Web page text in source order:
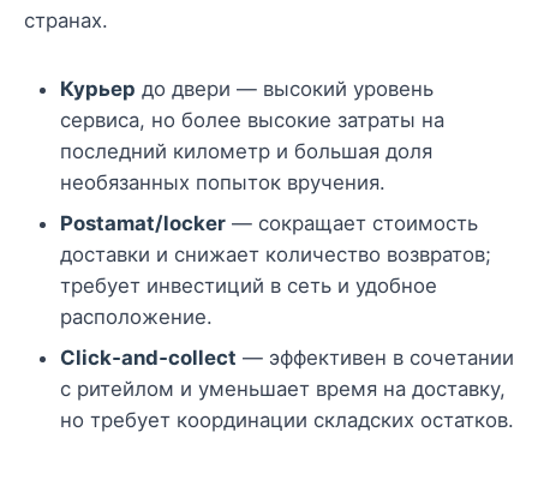
странах.
Курьер до двери — высокий уровень
сервиса, но более высокие затраты на
последний километр и большая доля
необязанных попыток вручения.
Postamat/locker — сокращает стоимость
доставки и снижает количество возвратов;
требует инвестиций в сеть и удобное
расположение.
Click‑and‑collect — эффективен в сочетании
с ритейлом и уменьшает время на доставку,
но требует координации складских остатков.